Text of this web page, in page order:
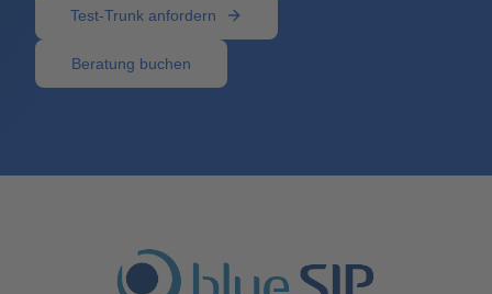
Test-Trunk anfordern
Beratung buchen